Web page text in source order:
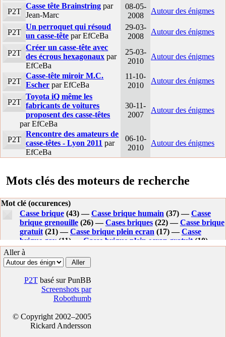
P2T
Casse tête Brainstring par
Jean-Marc
08-05-
2008
Autour des énigmes
P2T
Un perroquet qui résoud
un casse-tête par EfCeBa
29-03-
2008
Autour des énigmes
P2T
Créer un casse-tête avec
des écrous hexagonaux par
EfCeBa
25-03-
2010
Autour des énigmes
P2T
Casse-tête miroir M.C.
Escher par EfCeBa
11-10-
2010
Autour des énigmes
P2T
Toyota iQ même les
fabricants de voitures
proposent des casse-têtes
par EfCeBa
30-11-
2007
Autour des énigmes
P2T
Rencontre des amateurs de
casse-têtes - Lyon 2011 par
EfCeBa
06-10-
2010
Autour des énigmes
Mots clés des moteurs de recherche
Mot clé (occurences)
Casse brique(43) —Casse brique humain (37) —Casse
brique grenouille(26) —Cases briques(22) —Casse brique
gratuit(21) —Casse brique plein ecran (17) —Casse
brique gay(11) — Casse brique plein ecran gratuit(10) —
Jeudebriquebreakt
casse brique(7) —Jeux casse brique gratuit a telecharger
(7) —Casse briques(6) —
gratuit(6) —Casse brique 2
telecharger(5) — Casse briques plein ecran
brique grenouille gratuit
grenouille(5) —Casebrique
gratuit(5) —Case brique
Super casse brique grenouille
Aller à
P2Tbasé sur PunBB
Screenshots par
Robothumb
© Copyright 2002–2005
Rickard Andersson